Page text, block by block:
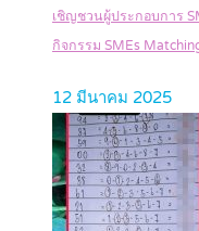
เชิญชวนผู้ประกอบการ
กิจกรรม SMEs
12 มีนาคม 2025